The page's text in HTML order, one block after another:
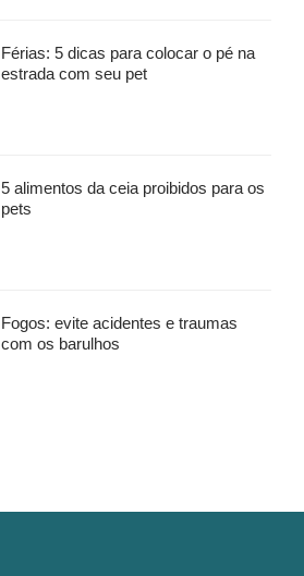
Férias: 5 dicas para colocar o pé na
estrada com seu pet
5 alimentos da ceia proibidos para os
pets
Fogos: evite acidentes e traumas
com os barulhos